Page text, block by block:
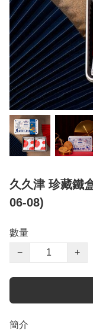
久久津 珍藏鐵
06-08)
數量
−
+
簡介